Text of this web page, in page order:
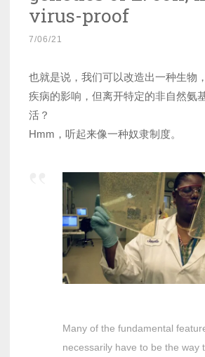
virus-proof
7/06/21
也就是说，我们可以改造出一种生物
疾病的影响，但离开特定的非自然氨
活？
Hmm，听起来像一种奴隶制度。
Many of the fundamental
necessarily have to be the way